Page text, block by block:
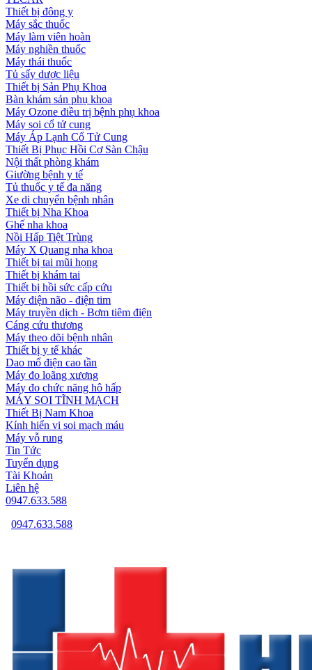
Thiết bị đông y
Máy sắc thuốc
Máy làm viên hoàn
Máy nghiền thuốc
Máy thái thuốc
Tủ sấy dược liệu
Thiết bị Sản Phụ Khoa
Bàn khám sản phụ khoa
Máy Ozone điều trị bệnh phụ khoa
Máy soi cổ tử cung
Máy Áp Lạnh Cổ Tử Cung
Thiết Bị Phục Hồi Cơ Sàn Chậu
Nội thất phòng khám
Giường bệnh y tế
Tủ thuốc y tế đa năng
Xe di chuyển bệnh nhân
Thiết bị Nha Khoa
Ghế nha khoa
Nồi Hấp Tiệt Trùng
Máy X Quang nha khoa
Thiết bị tai mũi họng
Thiết bị khám tai
Thiết bị hồi sức cấp cứu
Máy điện não - điện tim
Máy truyền dịch - Bơm tiêm điện
Cáng cứu thương
Máy theo dõi bệnh nhân
Thiết bị y tế khác
Dao mổ điện cao tần
Máy đo loãng xương
Máy đo chức năng hô hấp
MÁY SOI TĨNH MẠCH
Thiết Bị Nam Khoa
Kính hiển vi soi mạch máu
Máy vỗ rung
Tin Tức
Tuyển dụng
Tài Khoản
Liên hệ
0947.633.588
0947.633.588